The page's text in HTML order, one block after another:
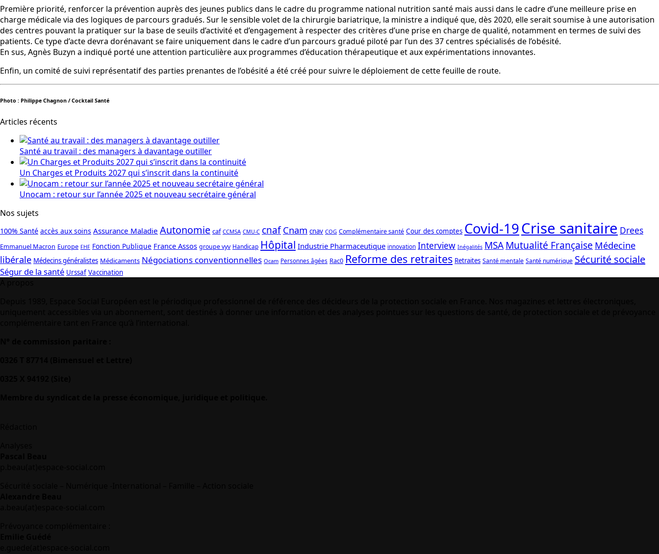
Première priorité, renforcer la prévention auprès des jeunes publics dans le cadre du programme national nutrition santé mais aussi dans le cadre d’une meilleure prise en
charge médicale via des logiques de parcours gradués. Sur le sensible volet de la chirurgie bariatrique, la ministre a indiqué que, dès 2020, elle serait soumise à une autorisation
des centres pouvant la pratiquer sur la base de seuils d’activité et d’engagement à respecter des critères d’une prise en charge de qualité, notamment en termes de suivi des
patients. Ce type d’acte devra dorénavant se faire uniquement dans le cadre d’un parcours gradué piloté par l’un des 37 centres spécialisés de l’obésité.
En sus, Agnès Buzyn a indiqué porté une attention particulière aux programmes d’éducation thérapeutique et aux expérimentations innovantes.
Enfin, un comité de suivi représentatif des parties prenantes de l’obésité a été créé pour suivre le déploiement de cette feuille de route.
Photo : Philippe Chagnon / Cocktail Santé
Articles récents
Santé au travail : des managers à davantage outiller
Un Charges et Produits 2027 qui s’inscrit dans la continuité
Unocam : retour sur l’année 2025 et nouveau secrétaire général
Nos sujets
100% Santé accès aux soins Assurance Maladie Autonomie caf CCMSA CMU-C cnaf Cnam cnav COG Complémentaire santé Cour des comptes Covid-19Crise sanitaire Drees
Emmanuel Macron Europe FHF Fonction Publique France Assos groupe vyv Handicap Hôpital Industrie Pharmaceutique innovation Interview Inégalités MSAMutualité Française Médecine
libérale Médecins généralistes Médicaments Négociations conventionnelles Ocam Personnes âgées Rac0 Reforme des retraites Retraites Santé mentale Santé numérique Sécurité sociale
Ségur de la santé Urssaf Vaccination